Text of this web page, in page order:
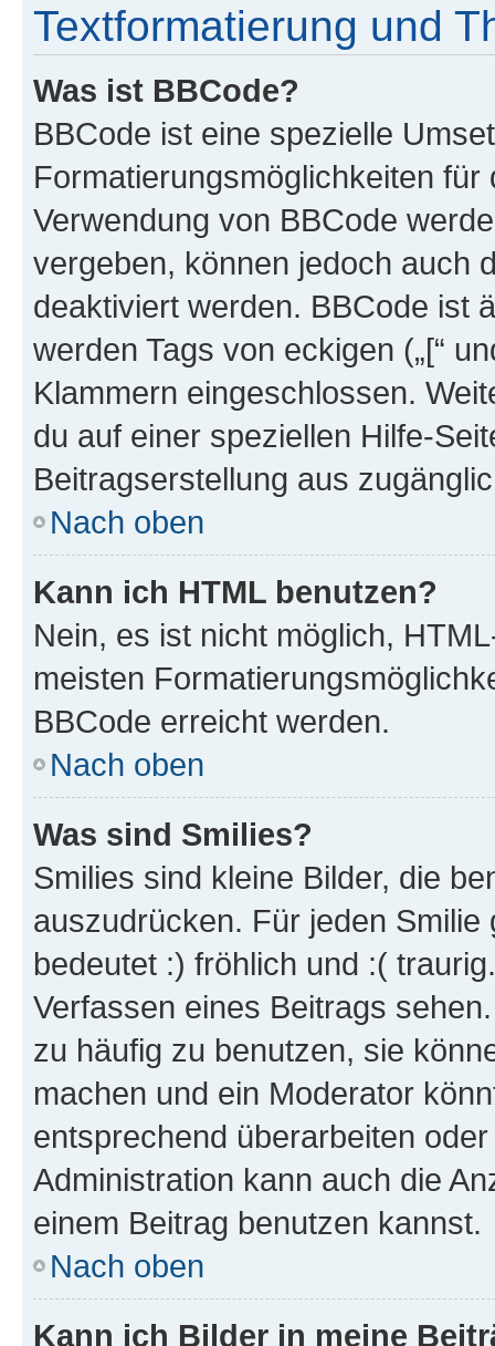
Textformatierung und
Was ist BBCode?
BBCode ist eine spezielle
Formatierungsmöglichkeiten
Verwendung von BBCode
vergeben, können jedoch auch
deaktiviert werden. BBCode ist
werden Tags von eckigen („[“
Klammern eingeschlossen.
du auf einer speziellen Hilfe-
Beitragserstellung aus
Nach oben
Kann ich HTML benutzen?
Nein, es ist nicht möglich,
meisten
BBCode erreicht werden.
Nach oben
Was sind Smilies?
Smilies sind kleine Bilder, die
auszudrücken. Für jeden
bedeutet :) fröhlich und :(
Verfassen eines Beitrags
zu häufig zu benutzen, sie
machen und ein Moderator
entsprechend überarbeiten
Administration kann auch die
einem Beitrag benutzen kannst.
Nach oben
Kann ich Bilder in meine